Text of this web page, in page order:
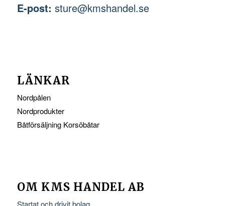
E-post: sture@kmshandel.se
LÄNKAR
Nordpålen
Nordprodukter
Båtförsäljning Korsöbåtar
OM KMS HANDEL AB
Startat och drivit bolag